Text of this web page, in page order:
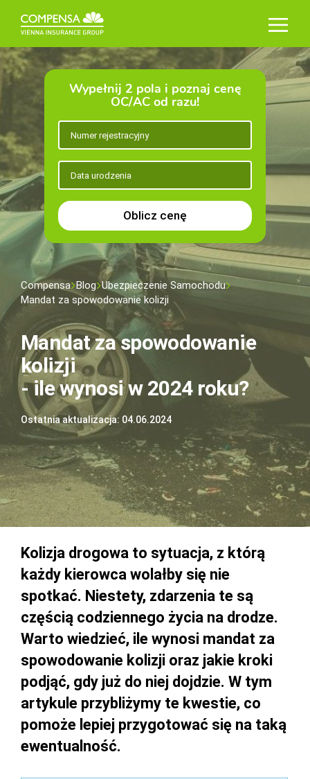
Wypełnij 2 pola i poznaj cenę
OC/AC od razu!
Oblicz cenę
Compensa Blog Ubezpieczenie Samochodu
Mandat za spowodowanie kolizji
Mandat za spowodowanie
kolizji
- ile wynosi w 2024 roku?
Ostatnia aktualizacja: 04.06.2024
Kolizja drogowa to sytuacja, z którą
każdy kierowca wolałby się nie
spotkać. Niestety, zdarzenia te są
częścią codziennego życia na drodze.
Warto wiedzieć, ile wynosi mandat za
spowodowanie kolizji oraz jakie kroki
podjąć, gdy już do niej dojdzie. W tym
artykule przybliżymy te kwestie, co
pomoże lepiej przygotować się na taką
ewentualność.